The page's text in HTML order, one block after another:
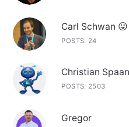
Carl Schwan
POSTS: 24
Christian Spaan
POSTS: 2503
Gregor